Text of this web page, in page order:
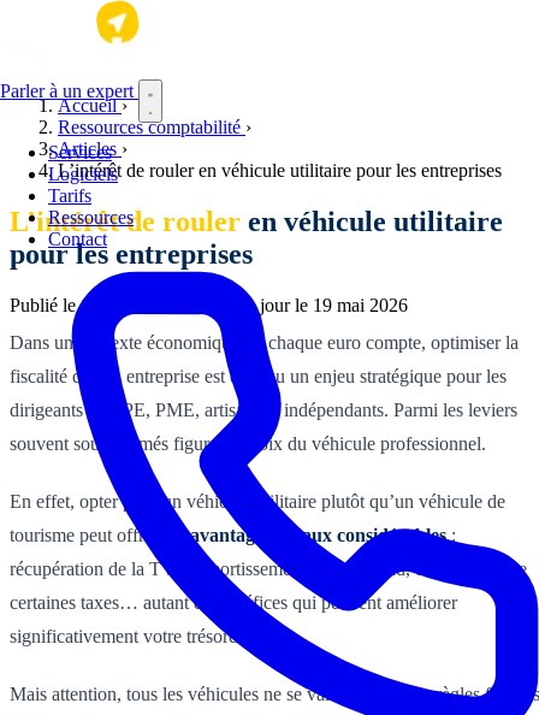
Aller au contenu principal
Parler à un expert
Services
Logiciels
Tarifs
Ressources
Contact
Accueil›
Ressources comptabilité ›
Articles ›
L’intérêt de rouler en véhicule utilitaire pour les entreprises
L’intérêt de rouler en véhicule utilitaire
pour les entreprises
Publié le15 février 2026 Mis à jour le 19 mai 2026
Dans un contexte économique où chaque euro compte, optimiser la
fiscalité de son entreprise est devenu un enjeu stratégique pour les
dirigeants de TPE, PME, artisans et indépendants. Parmi les leviers
souvent sous-estimés figure le choix du véhicule professionnel.
En effet, opter pour un véhicule utilitaire plutôt qu’un véhicule de
tourisme peut offrir desavantages fiscaux considérables:
récupération de la TVA, amortissement sans plafond, exonération de
certaines taxes… autant de bénéfices qui peuvent améliorer
significativement votre trésorerie. 🚛
Mais attention, tous les véhicules ne se valent pas, et les règles fiscales